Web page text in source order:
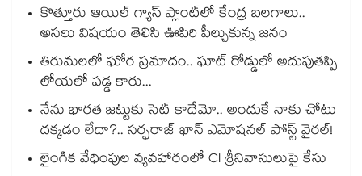
కొత్తూరు ఆయిల్ గ్యాస్⁪ ప్లాంట్⁫లో కేంద్ర బలగాలు..
అసలు విషయం తెలిసి ఊపిరి పీల్చుకున్న జనం
తిరుమలలో ఘోర ప్రమాదం.. ఘాట్ రోడ్డులో అదుపుతప్పి
లోయలో పడ్డ కారు...
నేను భారత జట్టుకు సెట్ కాదేమో.. అందుకే నాకు చోటు
దక్కడం లేదా?.. సర్ఫరాజ్ ఖాన్ ఎమోషనల్ పోస్ట్ వైరల్!
లైంగిక వేధింపుల వ్యవహారంలో CI శ్రీనివాసులుపై కేసు